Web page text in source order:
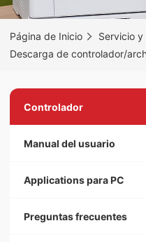
Página de Inicio
Servicio
Descarga de controlador/
Controlador
Manual del usuario
Applications para PC
Preguntas frecuentes